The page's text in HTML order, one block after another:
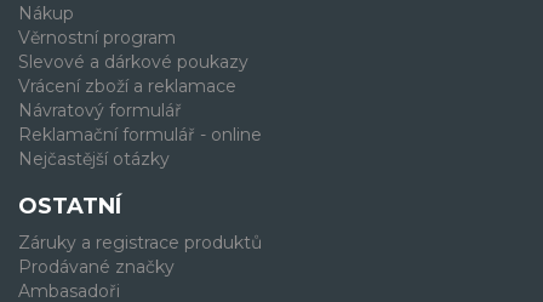
Nákup
Věrnostní program
Slevové a dárkové poukazy
Vrácení zboží a reklamace
Návratový formulář
Reklamační formulář - online
Nejčastější otázky
OSTATNÍ
Záruky a registrace produktů
Prodávané značky
Ambasadoři